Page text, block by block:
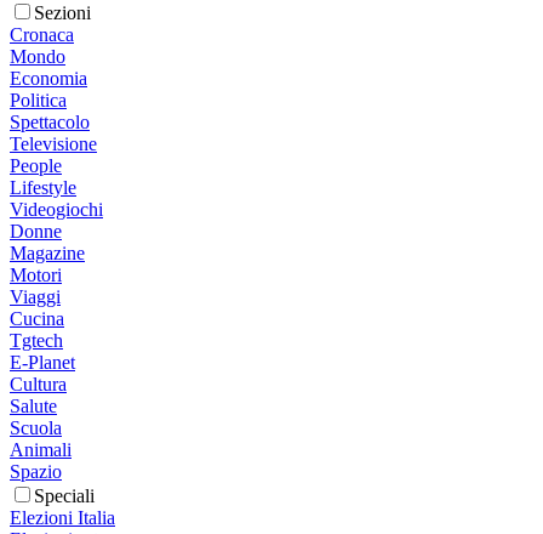
Sezioni
Cronaca
Mondo
Economia
Politica
Spettacolo
Televisione
People
Lifestyle
Videogiochi
Donne
Magazine
Motori
Viaggi
Cucina
Tgtech
E-Planet
Cultura
Salute
Scuola
Animali
Spazio
Speciali
Elezioni Italia